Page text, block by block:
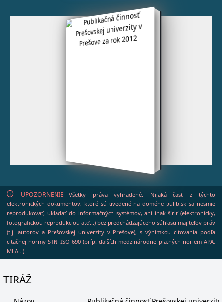
UPOZORNENIE
Všetky práva vyhradené. Nijaká časť z týchto
elektronických dokumentov, ktoré sú uvedené na doméne pulib.sk sa nesmie
reprodukovať, ukladať do informačných systémov, ani inak šíriť (elektronicky,
fotografickou reprodukciou atď...) bez predchádzajúceho súhlasu majiteľov práv
(t.j. autorov a Prešovskej univerzity v Prešove), s výnimkou citovania podľa
citačnej normy STN ISO 690 (príp. ďalších medzinárodne platných noriem APA,
MLA...).
TIRÁŽ